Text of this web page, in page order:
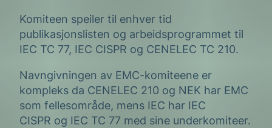
Komiteen speiler til enhver tid
publikasjonslisten og arbeidsprogrammet til
IEC TC 77, IEC CISPR og CENELEC TC 210.
Navngivningen av EMC-komiteene er
kompleks da CENELEC 210 og NEK har EMC
som fellesområde, mens IEC har IEC
CISPR og IEC TC 77 med sine underkomiteer.